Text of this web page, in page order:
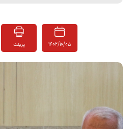
1402/10/05 پرینت